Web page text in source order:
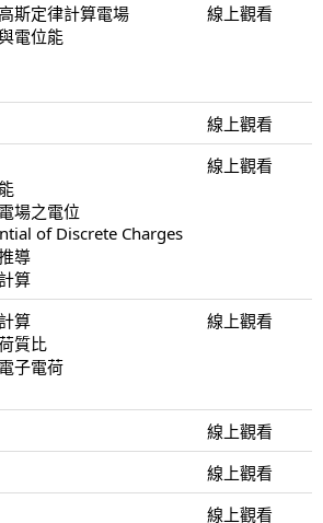
斯定律計算電場
電位能
線上觀看
線上觀看
場之電位
of Discrete Charges
導
算
線上觀看
算
質比
子電荷
線上觀看
線上觀看
線上觀看
線上觀看